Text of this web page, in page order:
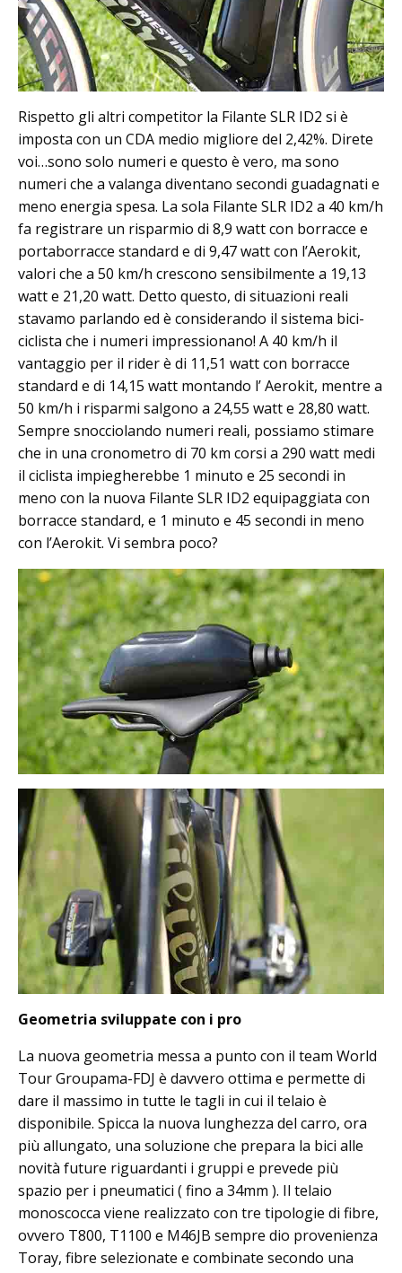
Rispetto gli altri competitor la Filante SLR ID2 si è
imposta con un CDA medio migliore del 2,42%. Direte
voi…sono solo numeri e questo è vero, ma sono
numeri che a valanga diventano secondi guadagnati e
meno energia spesa. La sola Filante SLR ID2 a 40 km/h
fa registrare un risparmio di 8,9 watt con borracce e
portaborracce standard e di 9,47 watt con l’Aerokit,
valori che a 50 km/h crescono sensibilmente a 19,13
watt e 21,20 watt. Detto questo, di situazioni reali
stavamo parlando ed è considerando il sistema bici-
ciclista che i numeri impressionano! A 40 km/h il
vantaggio per il rider è di 11,51 watt con borracce
standard e di 14,15 watt montando l’ Aerokit, mentre a
50 km/h i risparmi salgono a 24,55 watt e 28,80 watt.
Sempre snocciolando numeri reali, possiamo stimare
che in una cronometro di 70 km corsi a 290 watt medi
il ciclista impiegherebbe 1 minuto e 25 secondi in
meno con la nuova Filante SLR ID2 equipaggiata con
borracce standard, e 1 minuto e 45 secondi in meno
con l’Aerokit. Vi sembra poco?
Geometria sviluppate con i pro
La nuova geometria messa a punto con il team World
Tour Groupama-FDJ è davvero ottima e permette di
dare il massimo in tutte le tagli in cui il telaio è
disponibile. Spicca la nuova lunghezza del carro, ora
più allungato, una soluzione che prepara la bici alle
novità future riguardanti i gruppi e prevede più
spazio per i pneumatici ( fino a 34mm ). Il telaio
monoscocca viene realizzato con tre tipologie di fibre,
ovvero T800, T1100 e M46JB sempre dio provenienza
Toray, fibre selezionate e combinate secondo una